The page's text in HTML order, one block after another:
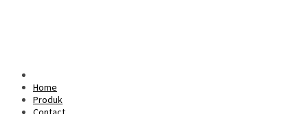
Home
Produk